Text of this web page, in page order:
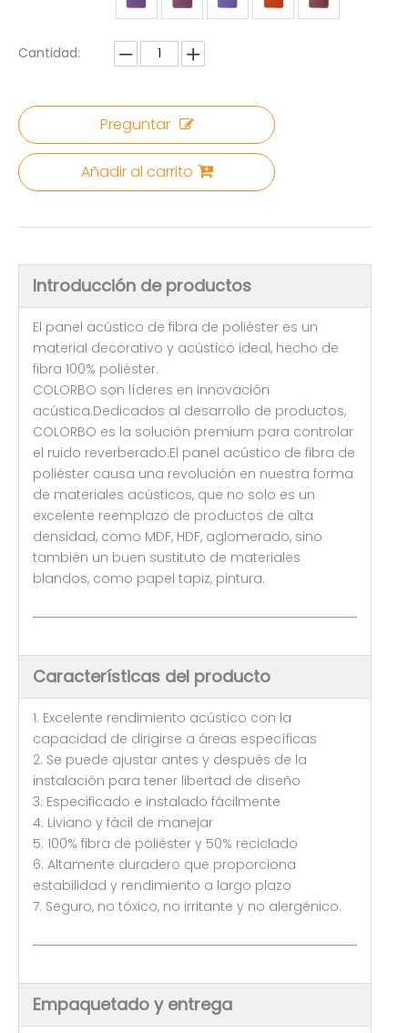
Cantidad:
Preguntar
Añadir al carrito
Introducción de productos
El panel acústico de fibra de poliéster es un
material decorativo y acústico ideal, hecho de
fibra 100% poliéster.
COLORBO son líderes en innovación
acústica.Dedicados al desarrollo de productos,
COLORBO es la solución premium para controlar
el ruido reverberado.El panel acústico de fibra de
poliéster causa una revolución en nuestra forma
de materiales acústicos, que no solo es un
excelente reemplazo de productos de alta
densidad, como MDF, HDF, aglomerado, sino
también un buen sustituto de materiales
blandos, como papel tapiz, pintura.
Características del producto
1. Excelente rendimiento acústico con la
capacidad de dirigirse a áreas específicas
2. Se puede ajustar antes y después de la
instalación para tener libertad de diseño
3. Especificado e instalado fácilmente
4. Liviano y fácil de manejar
5. 100% fibra de poliéster y 50% reciclado
6. Altamente duradero que proporciona
estabilidad y rendimiento a largo plazo
7. Seguro, no tóxico, no irritante y no alergénico.
Empaquetado y entrega